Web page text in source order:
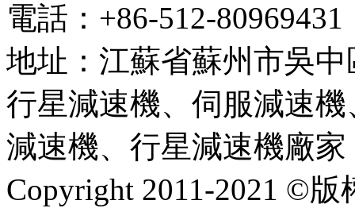
電話：+86-512-
地址：江蘇省蘇州市吳
行星減速機、伺服減速
減速機、行星減速機廠家
Copyright 2011-2021 ©